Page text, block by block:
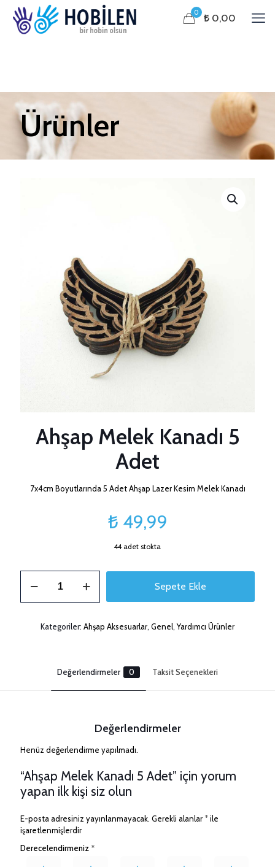
0 ₺ 0,00
Ürünler
Ahşap Melek Kanadı 5
Adet
7x4cm Boyutlarında 5 Adet Ahşap Lazer Kesim Melek Kanadı
₺ 49,99
44 adet stokta
Melek
Sepete Ekle
Kategoriler: Ahşap Aksesuarlar, Genel,Yardımcı Ürünler
Değerlendirmeler 0 Taksit Seçenekleri
Değerlendirmeler
Henüz değerlendirme yapılmadı.
“Ahşap Melek Kanadı 5 Adet” için yorum
yapan ilk kişi siz olun
E-posta adresiniz yayınlanmayacak. Gerekli alanlar *ile
işaretlenmişlerdir
Derecelendirmeniz *